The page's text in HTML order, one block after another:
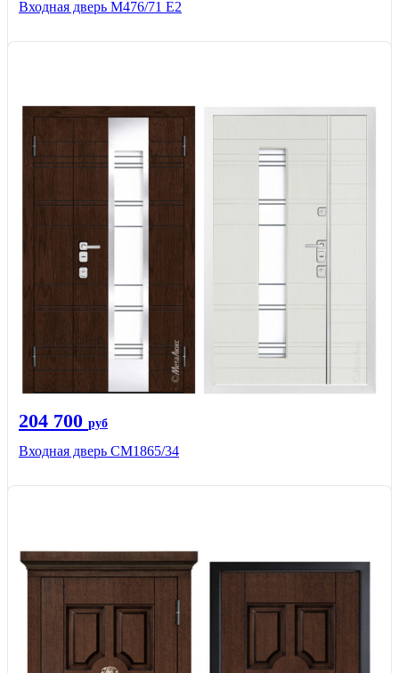
Входная дверь М476/71 Е2
204 700 руб
Входная дверь СМ1865/34